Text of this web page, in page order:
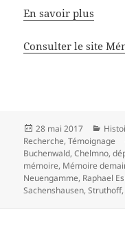
En savoir plus
Consulter le site
Publié
le
28 mai 2017
Recherche,Témoignage
Buchenwald,Chelmno,
mémoire, Mémoire
Neuengamme, Raphael
Sachenshausen,Struthoff